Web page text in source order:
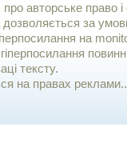
авторське право і
за
на
тексту.
на правах реклами..